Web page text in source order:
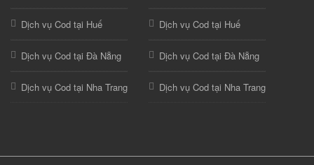
Dịch vụ Cod tại Huế
Dịch vụ Cod tại Đà Nẵng
Dịch vụ Cod tại Nha Trang
Dịch vụ Cod tại Huế
Dịch vụ Cod tại Đà Nẵng
Dịch vụ Cod tại Nha Trang